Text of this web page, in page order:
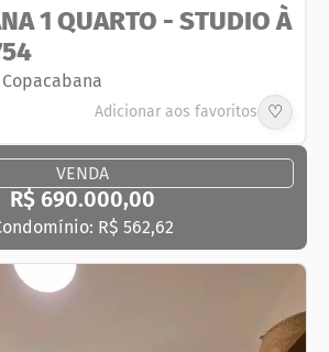
1 QUARTO - STUDIO À
Copacabana
Adicionar aos favoritos ♡
VENDA
R$ 690.000,00
R$ 562,62